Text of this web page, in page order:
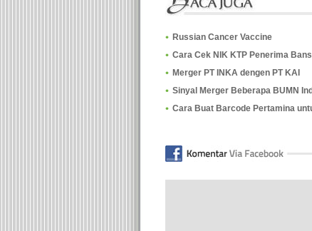
Russian Cancer Vaccine
Cara Cek NIK KTP Penerima
Merger PT INKA dengen PT KAI
Sinyal Merger Beberapa BUMN
Cara Buat Barcode Pertamina